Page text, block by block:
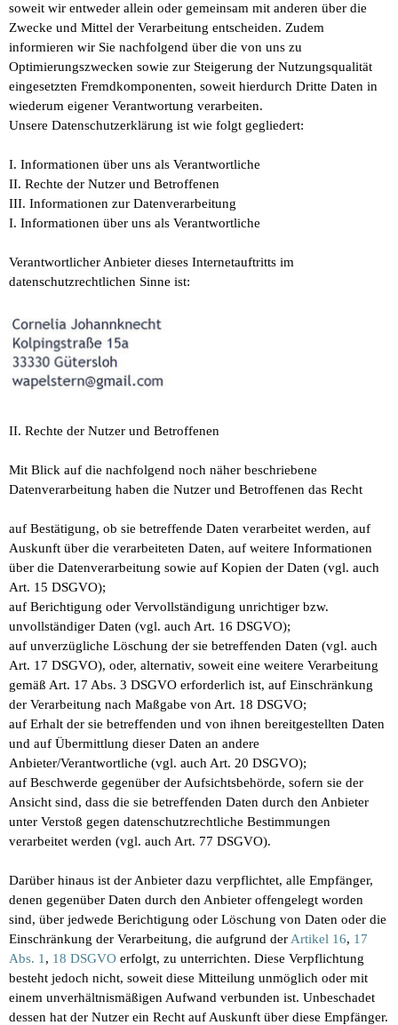
soweit wir entweder allein oder gemeinsam mit anderen über die
Zwecke und Mittel der Verarbeitung entscheiden. Zudem
informieren wir Sie nachfolgend über die von uns zu
Optimierungszwecken sowie zur Steigerung der Nutzungsqualität
eingesetzten Fremdkomponenten, soweit hierdurch Dritte Daten in
wiederum eigener Verantwortung verarbeiten.
Unsere Datenschutzerklärung ist wie folgt gegliedert:
I. Informationen über uns als Verantwortliche
II. Rechte der Nutzer und Betroffenen
III. Informationen zur Datenverarbeitung
I. Informationen über uns als Verantwortliche
Verantwortlicher Anbieter dieses Internetauftritts im
datenschutzrechtlichen Sinne ist:
II. Rechte der Nutzer und Betroffenen
Mit Blick auf die nachfolgend noch näher beschriebene
Datenverarbeitung haben die Nutzer und Betroffenen das Recht
auf Bestätigung, ob sie betreffende Daten verarbeitet werden, auf
Auskunft über die verarbeiteten Daten, auf weitere Informationen
über die Datenverarbeitung sowie auf Kopien der Daten (vgl. auch
Art. 15 DSGVO);
auf Berichtigung oder Vervollständigung unrichtiger bzw.
unvollständiger Daten (vgl. auch Art. 16 DSGVO);
auf unverzügliche Löschung der sie betreffenden Daten (vgl. auch
Art. 17 DSGVO), oder, alternativ, soweit eine weitere Verarbeitung
gemäß Art. 17 Abs. 3 DSGVO erforderlich ist, auf Einschränkung
der Verarbeitung nach Maßgabe von Art. 18 DSGVO;
auf Erhalt der sie betreffenden und von ihnen bereitgestellten Daten
und auf Übermittlung dieser Daten an andere
Anbieter/Verantwortliche (vgl. auch Art. 20 DSGVO);
auf Beschwerde gegenüber der Aufsichtsbehörde, sofern sie der
Ansicht sind, dass die sie betreffenden Daten durch den Anbieter
unter Verstoß gegen datenschutzrechtliche Bestimmungen
verarbeitet werden (vgl. auch Art. 77 DSGVO).
Darüber hinaus ist der Anbieter dazu verpflichtet, alle Empfänger,
denen gegenüber Daten durch den Anbieter offengelegt worden
sind, über jedwede Berichtigung oder Löschung von Daten oder die
Einschränkung der Verarbeitung, die aufgrund der Artikel 16, 17
Abs. 1 , 18 DSGVO erfolgt, zu unterrichten. Diese Verpflichtung
besteht jedoch nicht, soweit diese Mitteilung unmöglich oder mit
einem unverhältnismäßigen Aufwand verbunden ist. Unbeschadet
dessen hat der Nutzer ein Recht auf Auskunft über diese Empfänger.